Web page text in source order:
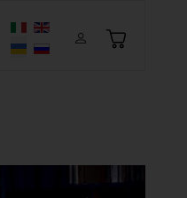
Оберіть свою мову